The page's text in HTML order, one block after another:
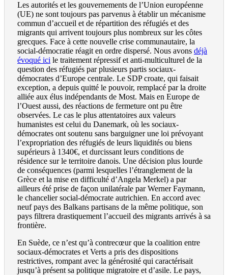
Les autorités et les gouvernements de l’Union européenne
(UE) ne sont toujours pas parvenus à établir un mécanisme
commun d’accueil et de répartition des réfugiés et des
migrants qui arrivent toujours plus nombreux sur les côtes
grecques. Face à cette nouvelle crise communautaire, la
social-démocratie réagit en ordre dispersé. Nous avons déjà
évoqué ici le traitement répressif et anti-multiculturel de la
question des réfugiés par plusieurs partis sociaux-
démocrates d’Europe centrale. Le SDP croate, qui faisait
exception, a depuis quitté le pouvoir, remplacé par la droite
alliée aux élus indépendants de Most. Mais en Europe de
l’Ouest aussi, des réactions de fermeture ont pu être
observées. Le cas le plus attentatoires aux valeurs
humanistes est celui du Danemark, où les sociaux-
démocrates ont soutenu sans barguigner une loi prévoyant
l’expropriation des réfugiés de leurs liquidités ou biens
supérieurs à 1340€, et durcissant leurs conditions de
résidence sur le territoire danois. Une décision plus lourde
de conséquences (parmi lesquelles l’étranglement de la
Grèce et la mise en difficulté d’Angela Merkel) a par
ailleurs été prise de façon unilatérale par Werner Faymann,
le chancelier social-démocrate autrichien. En accord avec
neuf pays des Balkans partisans de la même politique, son
pays filtrera drastiquement l’accueil des migrants arrivés à sa
frontière.
En Suède, ce n’est qu’à contrecœur que la coalition entre
sociaux-démocrates et Verts a pris des dispositions
restrictives, rompant avec la générosité qui caractérisait
jusqu’à présent sa politique migratoire et d’asile. Le pays,